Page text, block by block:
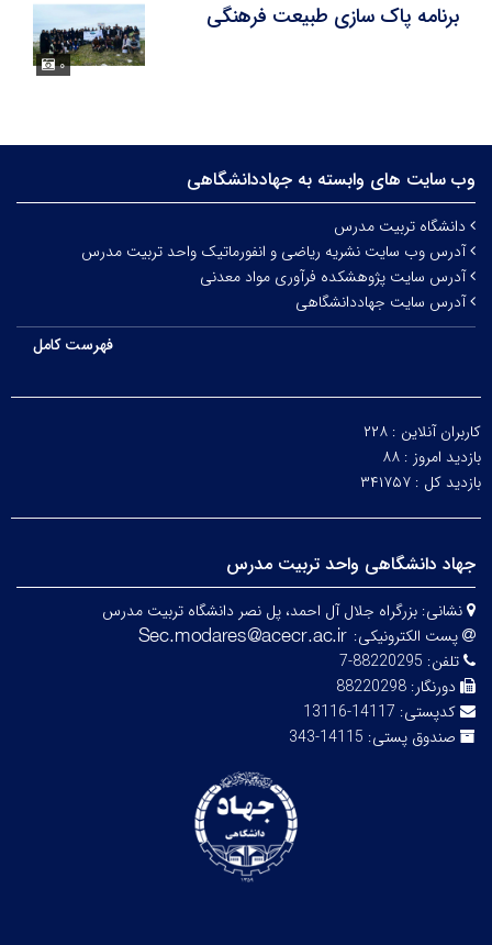
۰
برنامه پاک سازی طبیعت فرهنگی
وب سایت های وابسته به جهاددانشگاهی
دانشگاه تربیت مدرس
آدرس وب سایت نشریه ریاضی و انفورماتیک واحد تربیت مدرس
آدرس سایت پژوهشکده فرآوری مواد معدنی
آدرس سایت جهاددانشگاهی
فهرست کامل
کاربران آنلاین : ۲۲۸
بازدید امروز : ۸۸
بازدید کل : ۳۴۱۷۵۷
جهاد دانشگاهی واحد تربیت مدرس
نشانی: بزرگراه جلال آل احمد، پل نصر دانشگاه تربیت مدرس
پست الکترونیکی:
تلفن: 88220295-7
دورنگار: 88220298
کدپستی: 14117-13116
صندوق پستی: 14115-343